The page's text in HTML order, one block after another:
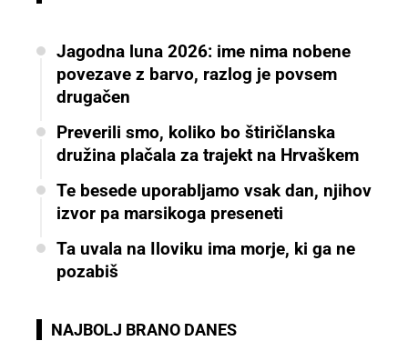
Jagodna luna 2026: ime nima nobene
povezave z barvo, razlog je povsem
drugačen
Preverili smo, koliko bo štiričlanska
družina plačala za trajekt na Hrvaškem
Te besede uporabljamo vsak dan, njihov
izvor pa marsikoga preseneti
Ta uvala na Iloviku ima morje, ki ga ne
pozabiš
NAJBOLJ BRANO DANES